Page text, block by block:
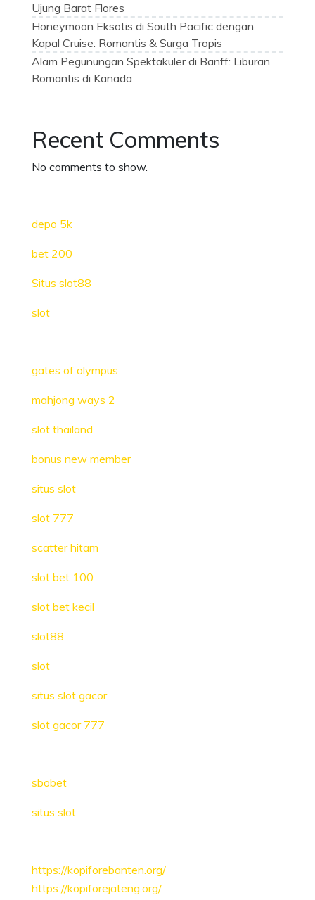
Ujung Barat Flores
Honeymoon Eksotis di South Pacific dengan
Kapal Cruise: Romantis & Surga Tropis
Alam Pegunungan Spektakuler di Banff: Liburan
Romantis di Kanada
Recent Comments
No comments to show.
depo 5k
bet 200
Situs slot88
slot
gates of olympus
mahjong ways 2
slot thailand
bonus new member
situs slot
slot 777
scatter hitam
slot bet 100
slot bet kecil
slot88
slot
situs slot gacor
slot gacor 777
sbobet
situs slot
https://kopiforebanten.org/
https://kopiforejateng.org/